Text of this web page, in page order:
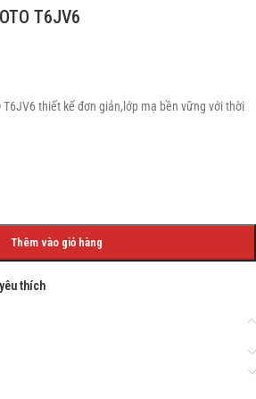
T6JV6
T6JV6 thiết kế đơn giản,lớp mạ bền vững với thời
Thêm vào giỏ hàng
thích